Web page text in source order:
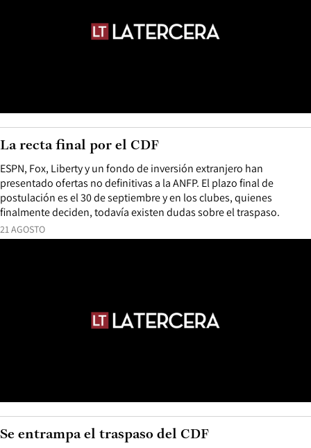
21 AGOSTO
ESPN, Fox, Liberty y un fondo de inversión extranjero han
presentado ofertas no definitivas a la ANFP. El plazo final de
postulación es el 30 de septiembre y en los clubes, quienes
finalmente deciden, todavía existen dudas sobre el traspaso.
La recta final por el CDF
Se entrampa el traspaso del CDF